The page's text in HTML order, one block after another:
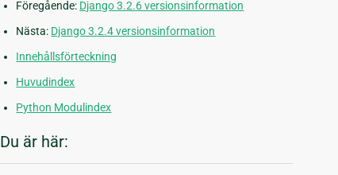
Föregående: Django 3.2.6 versionsinformation
Nästa: Django 3.2.4 versionsinformation
Innehållsförteckning
Huvudindex
Python Modulindex
Du är här: